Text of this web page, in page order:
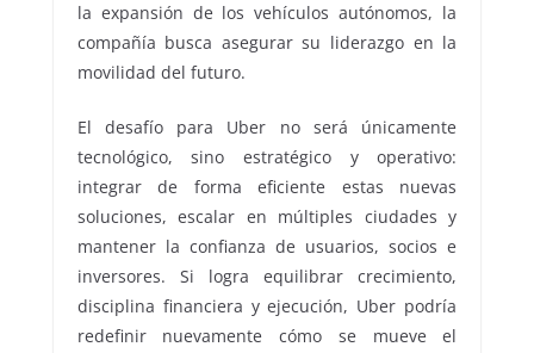
la expansión de los vehículos autónomos, la
compañía busca asegurar su liderazgo en la
movilidad del futuro.
El desafío para Uber no será únicamente
tecnológico, sino estratégico y operativo:
integrar de forma eficiente estas nuevas
soluciones, escalar en múltiples ciudades y
mantener la confianza de usuarios, socios e
inversores. Si logra equilibrar crecimiento,
disciplina financiera y ejecución, Uber podría
redefinir nuevamente cómo se mueve el